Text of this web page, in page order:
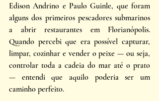
Edison Andrino e Paulo Guinle, que foram
alguns dos primeiros pescadores submarinos
a abrir restaurantes em Florianópolis.
Quando percebi que era possível capturar,
limpar, cozinhar e vender o peixe — ou seja,
controlar toda a cadeia do mar até o prato
— entendi que aquilo poderia ser um
caminho perfeito.